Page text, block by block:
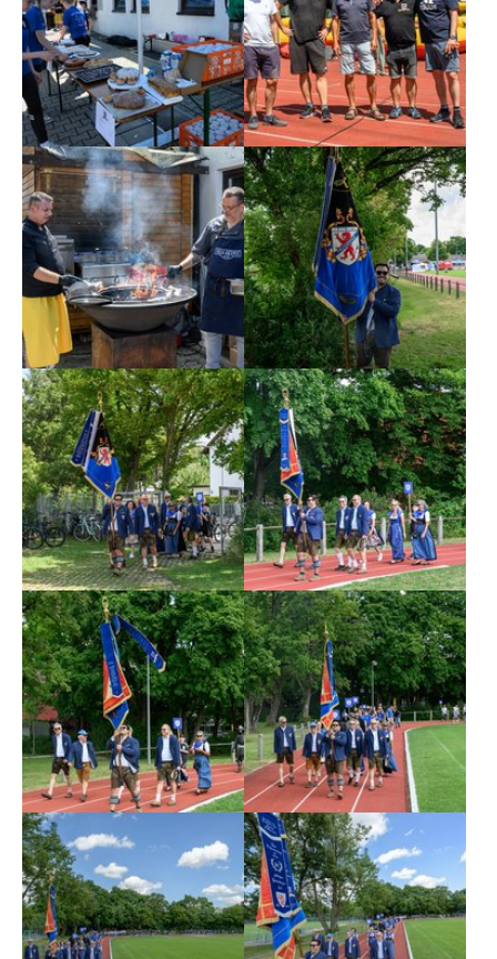
Show larger version Show larger version
Show larger version Show larger version
Show larger version Show larger version
Show larger version Show larger version